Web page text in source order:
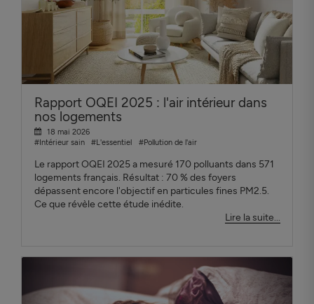
Rapport OQEI 2025 : l'air intérieur dans
nos logements
18 mai 2026
#Intérieur sain
#L'essentiel #Pollution de l'air
Le rapport OQEI 2025 a mesuré 170 polluants dans 571
logements français. Résultat : 70 % des foyers
dépassent encore l'objectif en particules fines PM2.5.
Ce que révèle cette étude inédite.
Lire la suite...